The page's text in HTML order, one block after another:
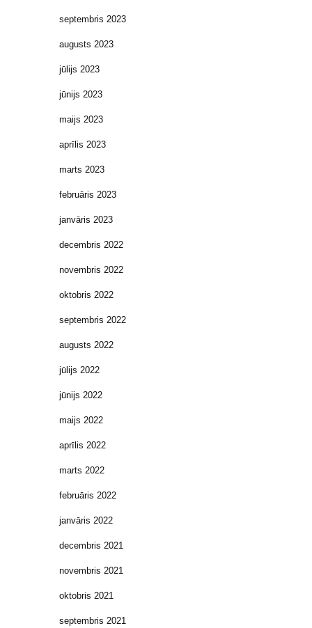
septembris 2023
augusts 2023
jūlijs 2023
jūnijs 2023
maijs 2023
aprīlis 2023
marts 2023
februāris 2023
janvāris 2023
decembris 2022
novembris 2022
oktobris 2022
septembris 2022
augusts 2022
jūlijs 2022
jūnijs 2022
maijs 2022
aprīlis 2022
marts 2022
februāris 2022
janvāris 2022
decembris 2021
novembris 2021
oktobris 2021
septembris 2021